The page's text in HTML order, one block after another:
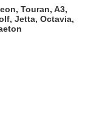
Touran, A3,
Jetta, Octavia,